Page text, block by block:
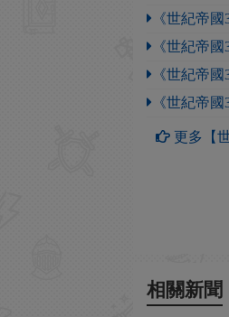
《世紀帝
《世紀帝
《世紀帝
《世紀帝
更多【
相關新聞